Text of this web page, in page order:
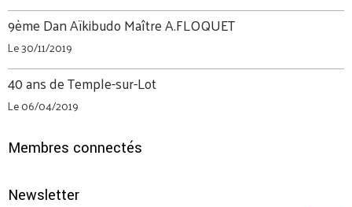
9ème Dan Aïkibudo Maître A.FLOQUET
Le 30/11/2019
40 ans de Temple-sur-Lot
Le 06/04/2019
Membres connectés
Newsletter